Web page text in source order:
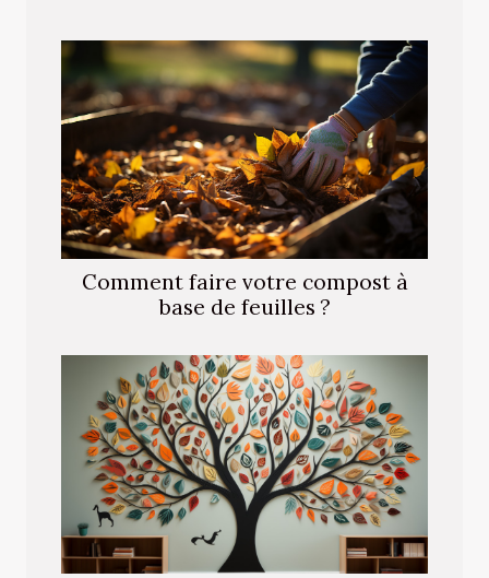
Comment faire votre compost à
base de feuilles ?